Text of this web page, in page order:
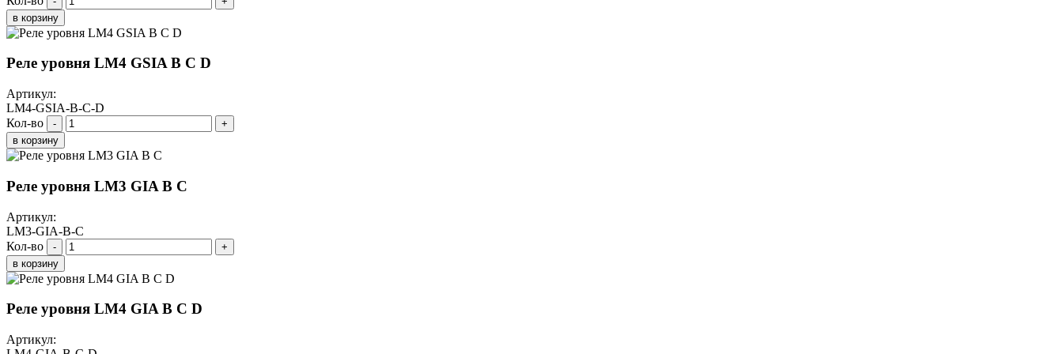
в корзину
Реле уровня LM4 GSIA B C D
Артикул:
LM4-GSIA-B-C-D
Кол-во
-
+
в корзину
Реле уровня LM3 GIA B C
Артикул:
LM3-GIA-B-C
Кол-во
-
+
в корзину
Реле уровня LM4 GIA B C D
Артикул: